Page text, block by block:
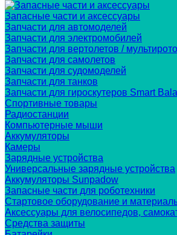
Запасные части и аксессуары
Запчасти для автомоделей
Запчасти для электромобилей
Запчасти для вертолетов /
Запчасти для самолетов
Запчасти для судомоделей
Запчасти для танков
Запчасти для гироскутеров Smart
Спортивные товары
Радиостанции
Компьютерные мыши
Аккумуляторы
Камеры
Зарядные устройства
Универсальные зарядные устройства
Аккумуляторы Sunpadow
Запасные части для роботехники
Стартовое оборудование и
Аксессуары для велосипедов,
Средства защиты